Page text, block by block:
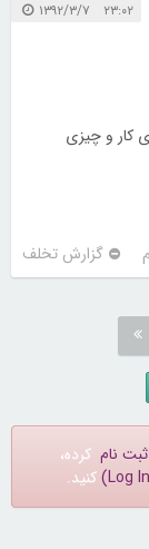
۲۳:۰۲ ۱۳۹۲/۳/۷
کار و چیزی
گزارش تخلف
ثبت نام کرده،
کنید.